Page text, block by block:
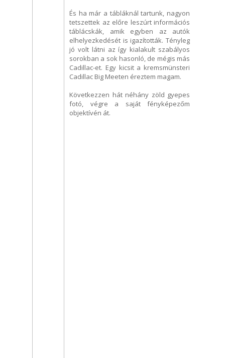
És ha már a tábláknál tartunk, nagyon
tetszettek az előre leszúrt információs
táblácskák, amik egyben az autók
elhelyezkedését is igazították. Tényleg
jó volt látni az így kialakult szabályos
sorokban a sok hasonló, de mégis más
Cadillac-et. Egy kicsit a kremsmünsteri
Cadillac Big Meeten éreztem magam.
Következzen hát néhány zöld gyepes
fotó, végre a saját fényképezőm
objektívén át.